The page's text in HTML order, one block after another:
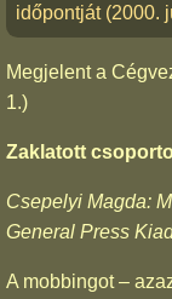
időpontját (2000.
Megjelent a
1.)
Zaklatott
Csepelyi Magda:
General Press
A mobbingot –